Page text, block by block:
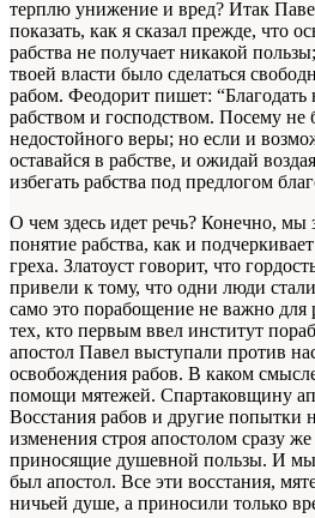
терплю унижение и вред? Итак
показать, как я сказал прежде, что
рабства не получает никакой
твоей власти было сделаться
рабом. Феодорит пишет: “Благодать
рабством и господством. Посему не
недостойного веры; но если и
оставайся в рабстве, и ожидай
избегать рабства под предлогом
О чем здесь идет речь? Конечно, мы
понятие рабства, как и подчеркивает
греха. Златоуст говорит, что
привели к тому, что одни люди
само это порабощение не важно
тех, кто первым ввел институт
апостол Павел выступали против
освобождения рабов. В каком
помощи мятежей. Спартаковщину
Восстания рабов и другие попытки
изменения строя апостолом сразу
приносящие душевной пользы. И мы
был апостол. Все эти восстания,
ничьей душе, а приносили только